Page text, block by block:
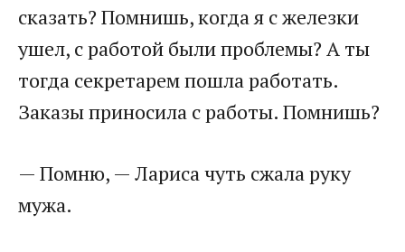
сказать? Помнишь, когда я с железки
ушел, с работой были проблемы? А ты
тогда секретарем пошла работать.
Заказы приносила с работы. Помнишь?
— Помню, — Лариса чуть сжала руку
мужа.